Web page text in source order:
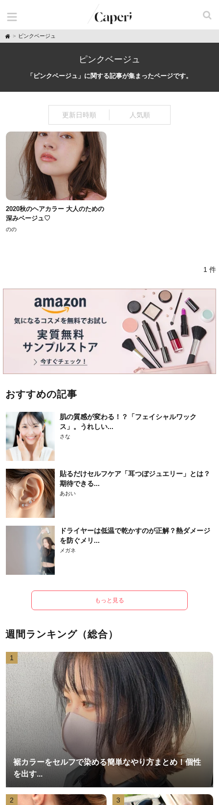
H
o
ピンクベージュ
ピンクベージュ
「ピンクベージュ」に関する記事が集まったページです。
更新日時順 人気順
2020秋のヘアカラー 大人のための
深みベージュ♡
のの
1 件
おすすめの記事
肌の質感が変わる！？「フェイシャルワック
ス」。うれしい...
さな
貼るだけセルフケア「耳つぼジュエリー」とは？
期待できる...
あおい
ドライヤーは低温で乾かすのが正解？熱ダメージ
を防ぐメリ...
メガネ
もっと見る
週間ランキング（総合）
1
裾カラーをセルフで染める簡単なやり方まとめ！個性
を出す...
2 3